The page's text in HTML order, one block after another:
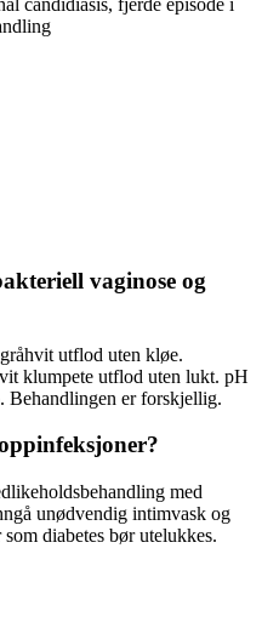
candidiasis, fjerde episode i
vaginose og
utflod uten kløe.
klumpete utflod uten lukt. pH
er forskjellig.
med
unødvendig intimvask og
diabetes bør utelukkes.